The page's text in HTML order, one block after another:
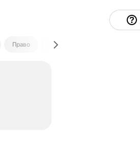
Право Экономика и финансы